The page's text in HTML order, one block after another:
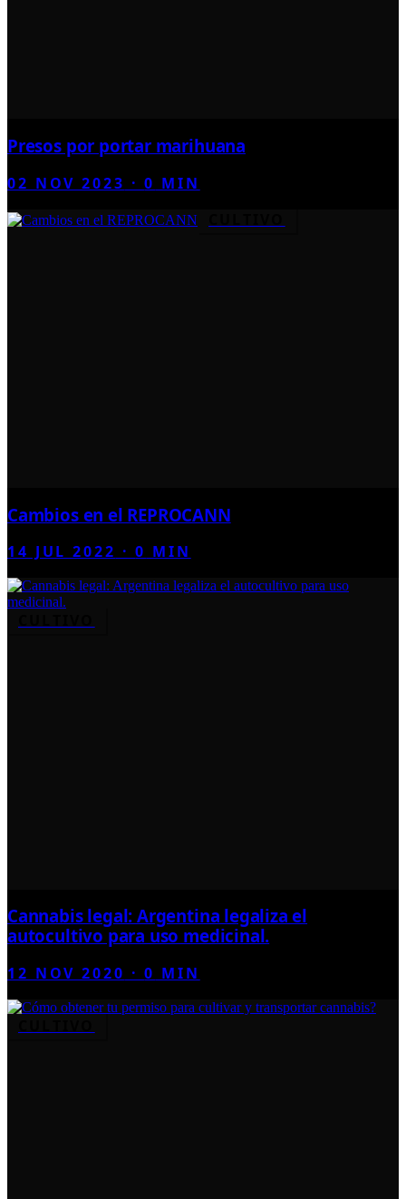
Presos por portar marihuana
02 NOV 2023 ·0 MIN
Cambios en el REPROCANN
14 JUL 2022 ·0 MIN
Cannabis legal: Argentina legaliza el
autocultivo para uso medicinal.
12 NOV 2020 ·0 MIN